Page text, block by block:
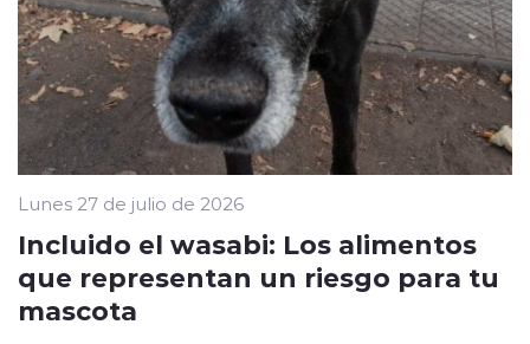
Lunes 27 de julio de 2026
Incluido el wasabi: Los alimentos
que representan un riesgo para tu
mascota